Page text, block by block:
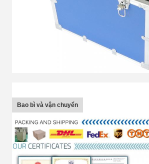
Bao bì và vận chuyển